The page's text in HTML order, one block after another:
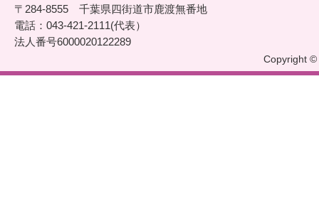
〒284-8555 千葉県四街道市鹿渡無番地
電話：043-421-2111(代表）
法人番号6000020122289
Copyright ©